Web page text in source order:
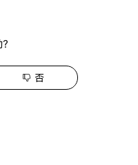
否